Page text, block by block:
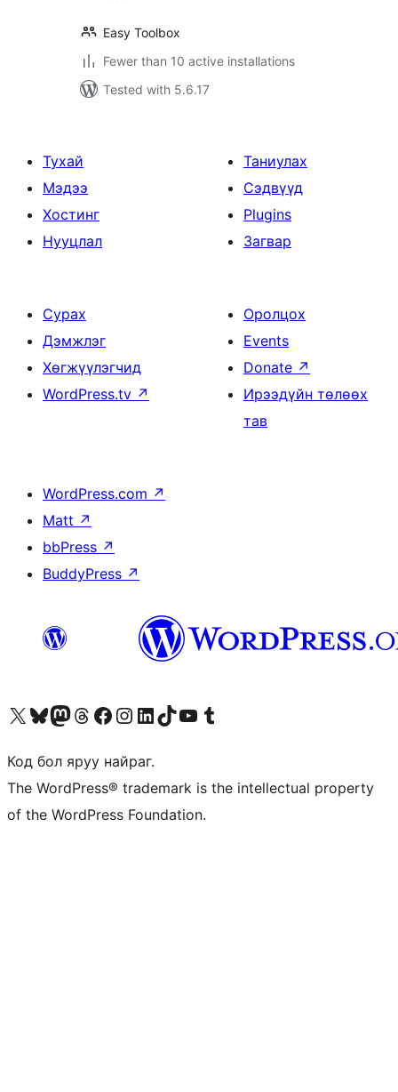
Easy Toolbox
Fewer than 10 active installations
Tested with 5.6.17
Тухай
Мэдээ
Хостинг
Нууцлал
Таниулах
Сэдвүүд
Plugins
Загвар
Сурах
Дэмжлэг
Хөгжүүлэгчид
WordPress.tv ↗
Оролцох
Events
Donate ↗
Ирээдүйн төлөөх
тав
WordPress.com ↗
Matt ↗
bbPress ↗
BuddyPress ↗
Visit our X (formerly Twitter) account
Visit our Bluesky account
Visit our Mastodon account
Visit our Threads account
Манай фэйсбүүк хуудсаар зочилно ууМанай Instagram хаягаар зочилно уу Манай LinkedIn хаягаар зочилно ууVisit our TikTok account
Манай YouTube сувгаар зочилно уу Visit our Tumblr account
Код бол яруу найраг.
The WordPress® trademark is the intellectual property
of the WordPress Foundation.